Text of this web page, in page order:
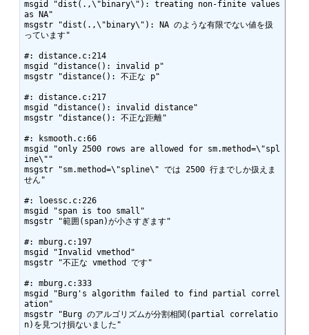
msgid "dist(.,\"binary\"): treating non-finite values
as NA"
msgstr "dist(.,\"binary\"): NA のような有限でない値を扱
っています"
#: distance.c:214
msgid "distance(): invalid p"
msgstr "distance(): 不正な p"
#: distance.c:217
msgid "distance(): invalid distance"
msgstr "distance(): 不正な距離"
#: ksmooth.c:66
msgid "only 2500 rows are allowed for sm.method=\"spl
ine\""
msgstr "sm.method=\"spline\" では 2500 行までしか扱えま
せん"
#: loessc.c:226
msgid "span is too small"
msgstr "範囲(span)が小さすぎます"
#: mburg.c:197
msgid "Invalid vmethod"
msgstr "不正な vmethod です"
#: mburg.c:333
msgid "Burg's algorithm failed to find partial correl
ation"
msgstr "Burg のアルゴリズムが分割相関(partial correlatio
n)を見つけ損ないました"